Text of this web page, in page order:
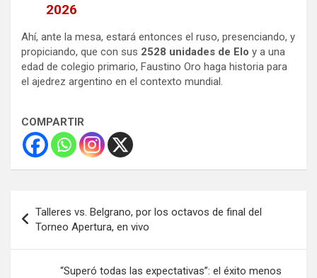
2026
Ahí, ante la mesa, estará entonces el ruso, presenciando, y
propiciando, que con sus 2528 unidades de Elo y a una
edad de colegio primario, Faustino Oro haga historia para
el ajedrez argentino en el contexto mundial.
COMPARTIR
de
entradas
Talleres vs. Belgrano, por los octavos de final del
Torneo Apertura, en vivo
“Superó todas las expectativas”: el éxito menos